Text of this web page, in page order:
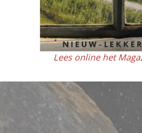
Lees online het